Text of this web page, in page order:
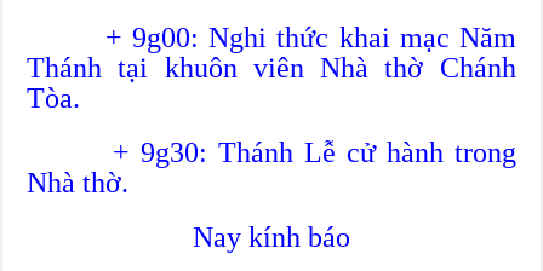
+ 9g00: Nghi thức khai mạc Năm
Thánh tại khuôn viên Nhà thờ Chánh
Tòa.
+ 9g30: Thánh Lễ cử hành trong
Nhà thờ.
Nay kính báo